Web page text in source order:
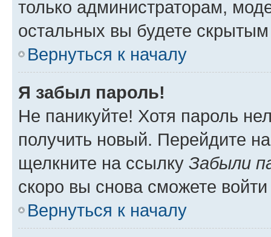
только администраторам,
остальных вы будете
Вернуться к началу
Я забыл пароль!
Не паникуйте! Хотя пароль
получить новый. Перейдите
щелкните на ссылку Забыли
скоро вы снова сможете
Вернуться к началу